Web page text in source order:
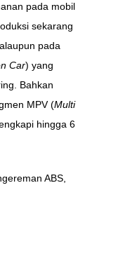
pada mobil
sekarang
pada
Car) yang
Bahkan
MPV (Multi
hingga 6
ABS,